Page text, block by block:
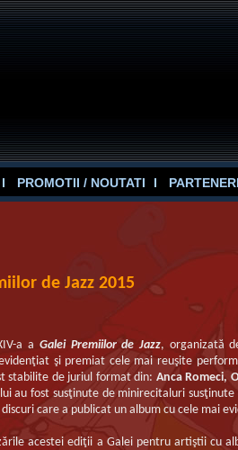
PROMOTII / NOUTATI PARTENERI
de Jazz 2015
a a Galei Premiilor de Jazz, organizată
şi premiat cele mai reuşite
stabilite de juriul format din: Anca Romeci,
au fost susţinute de minirecitaluri
discuri care a publicat un album cu cele mai
acestei ediţii a Galei pentru artiştii cu